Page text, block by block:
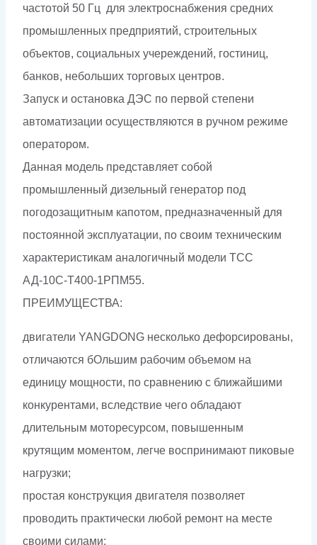
частотой 50 Гц для электроснабжения средних
промышленных предприятий, строительных
объектов, социальных учереждений, гостиниц,
банков, небольших торговых центров.
Запуск и остановка ДЭС по первой степени
автоматизации осуществляются в ручном режиме
оператором.
Данная модель представляет собой
промышленный дизельный генератор под
погодозащитным капотом, предназначенный для
постоянной эксплуатации, по своим техническим
характеристикам аналогичный модели ТСС
АД-10С-Т400-1РПМ55.
ПРЕИМУЩЕСТВА:
двигатели YANGDONG несколько дефорсированы,
отличаются бОльшим рабочим объемом на
единицу мощности, по сравнению с ближайшими
конкурентами, вследствие чего обладают
длительным моторесурсом, повышенным
крутящим моментом, легче воспринимают пиковые
нагрузки;
простая конструкция двигателя позволяет
проводить практически любой ремонт на месте
своими силами;